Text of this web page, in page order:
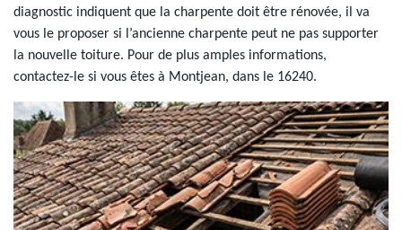
diagnostic indiquent que la charpente doit être rénovée, il va
vous le proposer si l’ancienne charpente peut ne pas supporter
la nouvelle toiture. Pour de plus amples informations,
contactez-le si vous êtes à Montjean, dans le 16240.